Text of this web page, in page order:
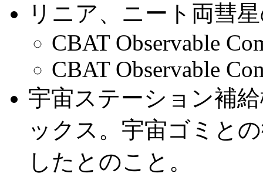
リニア、ニート両彗
CBAT Observable
CBAT Observable
宇宙ステーション補
ックス。宇宙ゴミと
したとのこと。